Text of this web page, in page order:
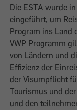
Die ESTA wurde
eingeführt, um
Program ins Land
VWP Programm
von Ländern und
Effizienz der
der Visumpflicht
Tourismus und
und den